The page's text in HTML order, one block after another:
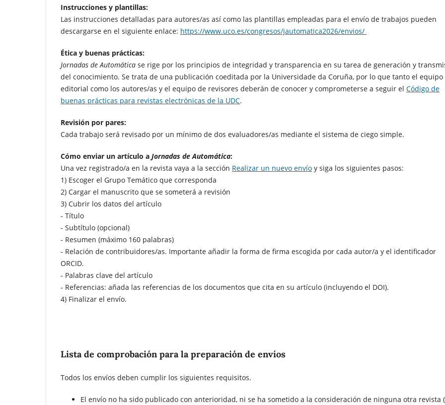
Instrucciones y plantillas:
Las instrucciones detalladas para autores/as así como las plantillas empleadas para el envío de trabajos pueden
descargarse en el siguiente enlace: https://www.uco.es/congresos/jautomatica2026/envios/
Ética y buenas prácticas:
Jornadas de Automática se rige por los principios de integridad y transparencia en su tarea de generación y
del conocimiento. Se trata de una publicación coeditada por la Universidade da Coruña, por lo que tanto el equipo
editorial como los autores/as y el equipo de revisores deberán de conocer y comprometerse a seguir el Código de
buenas prácticas para revistas electrónicas de la UDC.
Revisión por pares:
Cada trabajo será revisado por un mínimo de dos evaluadores/as mediante el sistema de ciego simple.
Cómo enviar un artículo a Jornadas de Automática:
Una vez registrado/a en la revista vaya a la sección Realizar un nuevo envío y siga los siguientes pasos:
1) Escoger el Grupo Temático que corresponda
2) Cargar el manuscrito que se someterá a revisión
3) Cubrir los datos del artículo
- Título
- Subtítulo (opcional)
- Resumen (máximo 160 palabras)
- Relación de contribuidores/as. Importante añadir la forma de firma escogida por cada autor/a y el identificador
ORCID.
- Palabras clave del artículo
- Referencias: añada las referencias de los documentos que cita en su artículo (incluyendo el DOI).
4) Finalizar el envío.
Lista de comprobación para la preparación de envíos
Todos los envíos deben cumplir los siguientes requisitos.
El envío no ha sido publicado con anterioridad, ni se ha sometido a la consideración de ninguna otra revista